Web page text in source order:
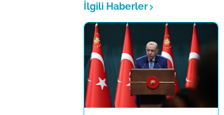
İlgili Haberler